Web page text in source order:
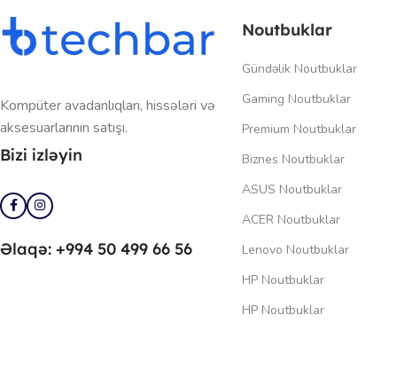
Kompüter avadanlıqları, hissələri və
aksesuarlarının satışı.
Bizi izləyin
Əlaqə: +994 50 499 66 56
Noutbuklar
Gündəlik Noutbuklar
Gaming Noutbuklar
Premium Noutbuklar
Biznes Noutbuklar
ASUS Noutbuklar
ACER Noutbuklar
Lenovo Noutbuklar
HP Noutbuklar
HP Noutbuklar